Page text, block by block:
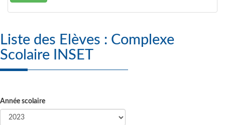
Liste des Elèves : Complexe
Scolaire INSET
Année scolaire